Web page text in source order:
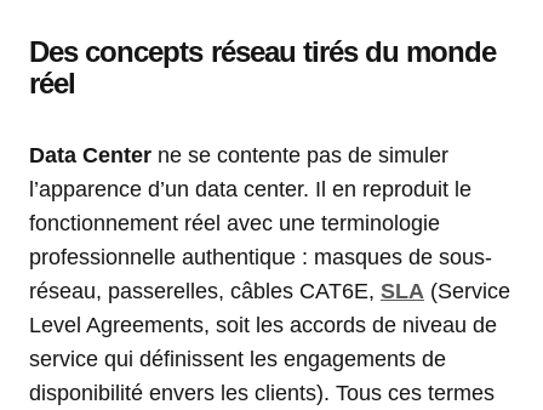
Des concepts réseau tirés du monde
réel
Data Center ne se contente pas de simuler
l’apparence d’un data center. Il en reproduit le
fonctionnement réel avec une terminologie
professionnelle authentique : masques de sous-
réseau, passerelles, câbles CAT6E, SLA (Service
Level Agreements, soit les accords de niveau de
service qui définissent les engagements de
disponibilité envers les clients). Tous ces termes